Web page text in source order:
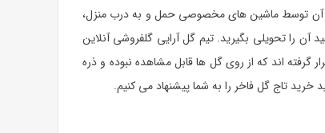
آن توسط ماشین های مخصوصی حمل و به درب منزل،
را تحویلی بگیرید. تیم گل آرایی گلفروشی آنلاین
اند که از روی گل ها قابل مشاهده نبوده و ذره
تاج گل فاخر را به شما پیشنهاد می کنیم.